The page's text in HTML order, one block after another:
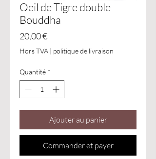
Oeil de Tigre double
Bouddha
20,00 €Prix
Hors TVA | politique de livraison
Quantité *
Ajouter au panier
Commander et payer